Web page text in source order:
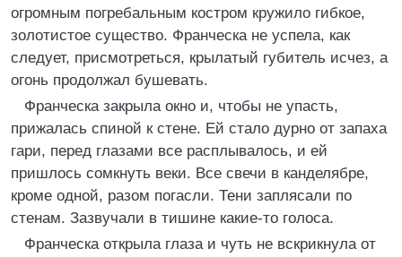
огромным погребальным костром кружило гибкое,
золотистое существо. Франческа не успела, как
следует, присмотреться, крылатый губитель исчез, а
огонь продолжал бушевать.
Франческа закрыла окно и, чтобы не упасть,
прижалась спиной к стене. Ей стало дурно от запаха
гари, перед глазами все расплывалось, и ей
пришлось сомкнуть веки. Все свечи в канделябре,
кроме одной, разом погасли. Тени заплясали по
стенам. Зазвучали в тишине какие-то голоса.
Франческа открыла глаза и чуть не вскрикнула от